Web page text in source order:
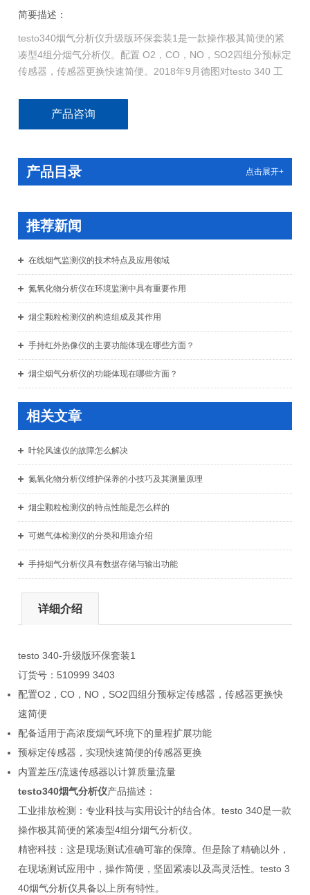
简要描述：
testo340烟气分析仪升级版环保套装1是一款操作极其简便的紧
凑型4组分烟气分析仪。配置 O2，CO，NO，SO2四组分预标定
传感器，传感器更换快速简便。2018年9月德图对testo 340 工
仪器将配备中文版的操作固件，并开放蓝牙通讯功能。
产品咨询
产品目录 点击展开+
推荐新闻
在线烟气监测仪的技术特点及应用领域
氮氧化物分析仪在环境监测中具有重要作用
烟尘颗粒检测仪的构造组成及其作用
手持红外热像仪的主要功能体现在哪些方面？
烟尘烟气分析仪的功能体现在哪些方面？
相关文章
叶轮风速仪的故障怎么解决
氮氧化物分析仪维护保养的小技巧及其测量原理
烟尘颗粒检测仪的特点性能是怎么样的
可燃气体检测仪的分类和用途介绍
手持烟气分析仪具有数据存储与输出功能
详细介绍
testo 340-升级版环保套装1
订货号：510999 3403
配置O2，CO，NO，SO2四组分预标定传感器，传感器更换快
速简便
配备适用于高浓度烟气环境下的量程扩展功能
预标定传感器，实现快速简便的传感器更换
内置差压/流速传感器以计算质量流量
testo340烟气分析仪产品描述：
工业排放检测：专业科技与实用设计的结合体。testo 340是一款
操作极其简便的紧凑型4组分烟气分析仪。
精密科技：这是现场测试准确可靠的保障。但是除了精确以外，
在现场测试应用中，操作简便，坚固紧凑以及高灵活性。testo 3
40烟气分析仪具备以上所有特性。